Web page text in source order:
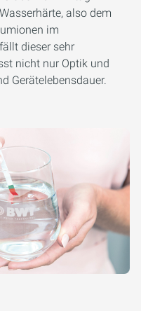
also dem
im
dieser sehr
nicht nur Optik und
Gerätelebensdauer.